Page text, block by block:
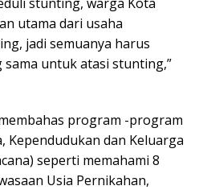
utama dari usaha
jadi semuanya harus
untuk atasi stunting,”
program -program
Kependudukan dan Keluarga
seperti memahami 8
Usia Pernikahan,